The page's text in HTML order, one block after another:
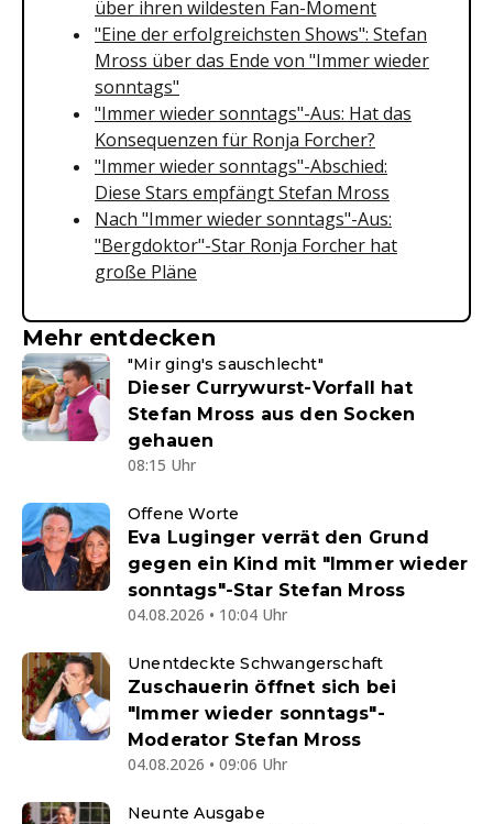
über ihren wildesten Fan-Moment
"Eine der erfolgreichsten Shows": Stefan
Mross über das Ende von "Immer wieder
sonntags"
"Immer wieder sonntags"-Aus: Hat das
Konsequenzen für Ronja Forcher?
"Immer wieder sonntags"-Abschied:
Diese Stars empfängt Stefan Mross
Nach "Immer wieder sonntags"-Aus:
"Bergdoktor"-Star Ronja Forcher hat
große Pläne
Mehr entdecken
"Mir ging's sauschlecht"
Dieser Currywurst-Vorfall hat
Stefan Mross aus den Socken
gehauen
08:15 Uhr
Offene Worte
Eva Luginger verrät den Grund
gegen ein Kind mit "Immer wieder
sonntags"-Star Stefan Mross
04.08.2026 • 10:04 Uhr
Unentdeckte Schwangerschaft
Zuschauerin öffnet sich bei
"Immer wieder sonntags"-
Moderator Stefan Mross
04.08.2026 • 09:06 Uhr
Neunte Ausgabe